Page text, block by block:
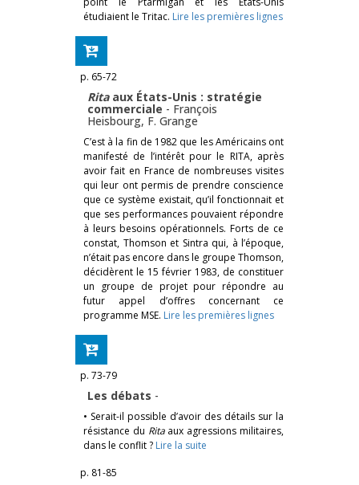
étudiaient le Tritac. Lire les premières lignes
p. 65-72
Ritaaux États-Unis : stratégie
commerciale - François
Heisbourg, F. Grange
C’est à la fin de 1982 que les Américains ont
manifesté de l’intérêt pour le RITA, après
avoir fait en France de nombreuses visites
qui leur ont permis de prendre conscience
que ce système existait, qu’il fonctionnait et
que ses performances pouvaient répondre
à leurs besoins opérationnels. Forts de ce
constat, Thomson et Sintra qui, à l’époque,
n’était pas encore dans le groupe Thomson,
décidèrent le 15 février 1983, de constituer
un groupe de projet pour répondre au
futur appel d’offres concernant ce
programme MSE. Lire les premières lignes
p. 73-79
Les débats -
• Serait-il possible d’avoir des détails sur la
résistance du Ritaaux agressions militaires,
dans le conflit ? Lire la suite
p. 81-85